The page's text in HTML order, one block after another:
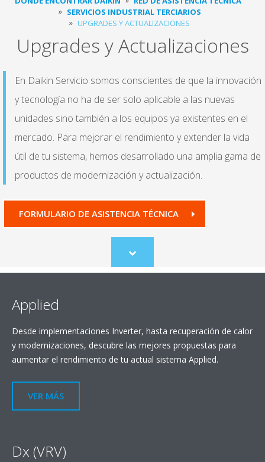
SERVICIOS INDUSTRIAL TERCIARIOS
UPGRADES Y ACTUALIZACIONES
Upgrades y Actualizaciones
En Daikin Servicio somos conscientes de que la innovación
y tecnología no ha de ser solo aplicable a las nuevas
unidades sino también a los equipos ya existentes en el
mercado. Para mejorar el rendimiento y extender la vida
útil de tu sistema, hemos desarrollado una amplia gama de
productos de modernización y actualización.
FORMULARIO DE ASISTENCIA TÉCNICA
Scroll
to
Applied
Desde implementaciones Inverter, hasta recuperación de calor
y modernizaciones, descubre las mejores propuestas para
aumentar el rendimiento de tu actual sistema Applied.
VER MÁS
Dx (VRV)